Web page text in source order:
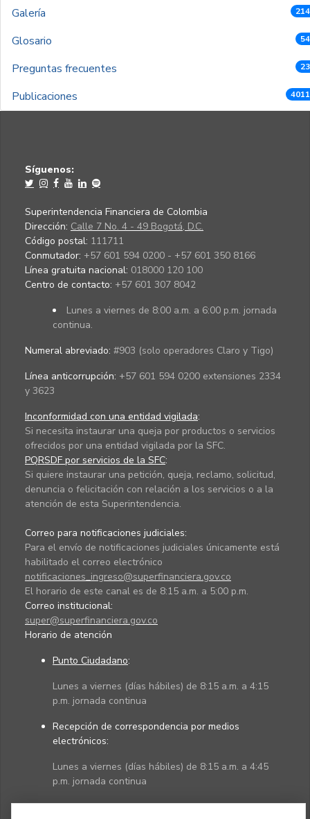
Galería
Glosario
Preguntas frecuentes
Publicaciones
Síguenos:
Superintendencia Financiera de Colombia
Dirección: Calle 7 No. 4 - 49 Bogotá, D.C.
Código postal: 111711
Conmutador: +57 601 594 0200 - +57 601 350 8166
Línea gratuita nacional: 018000 120 100
Centro de contacto: +57 601 307 8042
Lunes a viernes de 8:00 a.m. a 6:00 p.m. jornada
continua.
Numeral abreviado: #903 (solo operadores Claro y Tigo)
Línea anticorrupción: +57 601 594 0200 extensiones 2334
y 3623
Inconformidad con una entidad vigilada:
Si necesita instaurar una queja por productos o servicios
ofrecidos por una entidad vigilada por la SFC.
PQRSDF por servicios de la SFC:
Si quiere instaurar una petición, queja, reclamo, solicitud,
denuncia o felicitación con relación a los servicios o a la
atención de esta Superintendencia.
Correo para notificaciones judiciales:
Para el envío de notificaciones judiciales únicamente está
habilitado el correo electrónico
notificaciones_ingreso@superfinanciera.gov.co
El horario de este canal es de 8:15 a.m. a 5:00 p.m.
Correo institucional:
super@superfinanciera.gov.co
Horario de atención
Punto Ciudadano:
Lunes a viernes (días hábiles) de 8:15 a.m. a 4:15
p.m. jornada continua
Recepción de correspondencia por medios
electrónicos:
Lunes a viernes (días hábiles) de 8:15 a.m. a 4:45
p.m. jornada continua